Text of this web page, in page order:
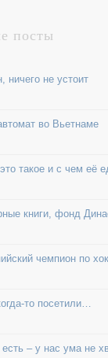
посты
ничего не устоит
во Вьетнаме
такое и с чем её
книги, фонд
чемпион по
то посетили…
– у нас ума не